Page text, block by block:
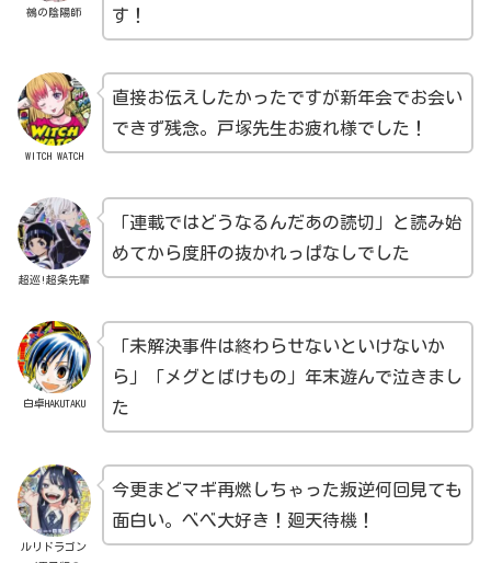
鵺の陰陽師
す！
WITCH WATCH
直接お伝えしたかったですが新年会でお会い
できず残念。戸塚先生お疲れ様でした！
超巡!超条先輩
「連載ではどうなるんだあの読切」と読み始
めてから度肝の抜かれっぱなしでした
白卓HAKUTAKU
「未解決事件は終わらせないといけないか
ら」「メグとばけもの」年末遊んで泣きまし
た
ルリドラゴン
今更まどマギ再燃しちゃった叛逆何回見ても
面白い。べべ大好き！廻天待機！